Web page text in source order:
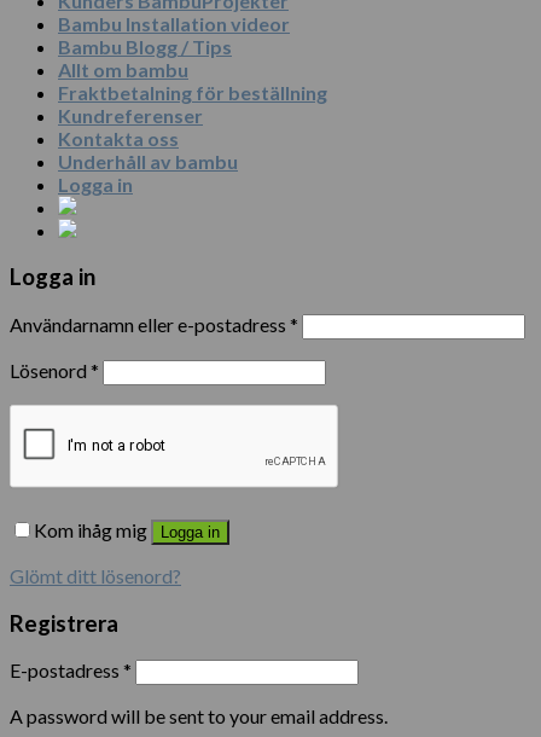
Bambu Installation videor
Bambu Blogg / Tips
Allt om bambu
Fraktbetalning för beställning
Kundreferenser
Kontakta oss
Underhåll av bambu
Logga in
Logga in
Användarnamn eller e-postadress *
Lösenord *
Kom ihåg mig Logga in
Glömt ditt lösenord?
Registrera
E-postadress *
A password will be sent to your email address.